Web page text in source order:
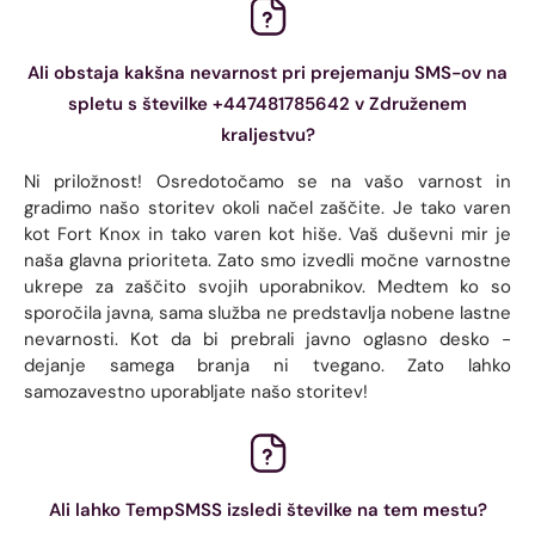
Ali obstaja kakšna nevarnost pri prejemanju SMS-ov na
spletu s številke +447481785642 v Združenem
kraljestvu?
Ni priložnost! Osredotočamo se na vašo varnost in
gradimo našo storitev okoli načel zaščite. Je tako varen
kot Fort Knox in tako varen kot hiše. Vaš duševni mir je
naša glavna prioriteta. Zato smo izvedli močne varnostne
ukrepe za zaščito svojih uporabnikov. Medtem ko so
sporočila javna, sama služba ne predstavlja nobene lastne
nevarnosti. Kot da bi prebrali javno oglasno desko -
dejanje samega branja ni tvegano. Zato lahko
samozavestno uporabljate našo storitev!
Ali lahko TempSMSS izsledi številke na tem mestu?